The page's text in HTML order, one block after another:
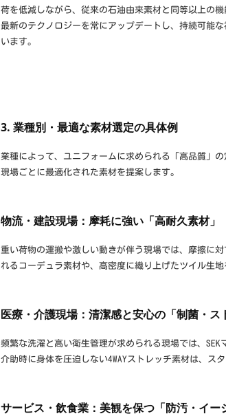
荷を低減しながら、従来の石油由来素材と同等以上の
最新のテクノロジーを常にアップデートし、持続可能
います。
3. 業種別・最適な素材選定の具体例
業種によって、ユニフォームに求められる「高品質」
現場ごとに最適化された素材を提案します。
物流・建設現場：摩耗に強い「高耐久素材」
重い荷物の運搬や激しい動きが伴う現場では、摩擦に
れるコーデュラ素材や、高密度に織り上げたツイル生
医療・介護現場：清潔感と安心の「制菌・ス
頻繁な洗濯と高い衛生管理が求められる現場では、
介助時に身体を圧迫しない4WAYストレッチ素材は、ス
サービス・飲食業：美観を保つ「防汚・イー